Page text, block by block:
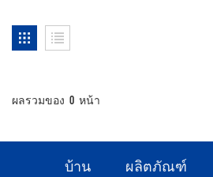
ผลรวมของ 0 หน้า
บ้าน ผลิตภัณฑ์